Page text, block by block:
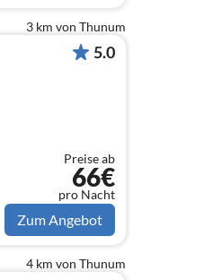
3 km von Thunum
5.0
Preise ab
66€
pro Nacht
Zum Angebot
4 km von Thunum